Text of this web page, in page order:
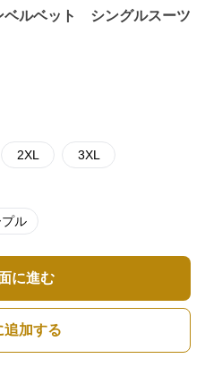
ベルベット シングルスーツ
2XL 3XL
ル
に進む
追加する